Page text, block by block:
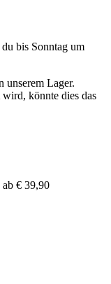
bis Sonntag um
unserem Lager.
könnte dies das
ab € 39,90